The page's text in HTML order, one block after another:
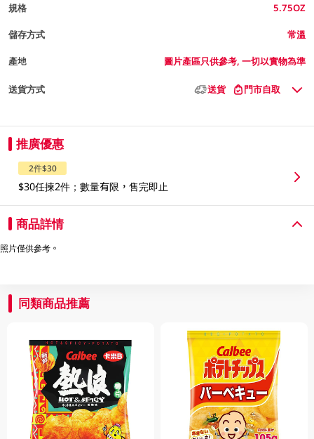
規格 5.75OZ
儲存方式 常溫
產地 圖片產區只供參考, 一切以實物為準
送貨方式 送貨 門市自取
推廣優惠
2件$30
$30任揀2件；數量有限，售完即止
商品詳情
照片僅供參考。
同類商品推薦